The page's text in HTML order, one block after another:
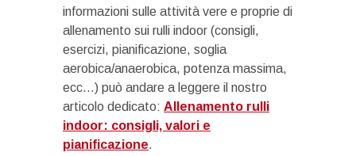
informazioni sulle attività vere e proprie di
allenamento sui rulli indoor (consigli,
esercizi, pianificazione, soglia
aerobica/anaerobica, potenza massima,
ecc…) può andare a leggere il nostro
articolo dedicato: Allenamento rulli
indoor: consigli, valori e
pianificazione.